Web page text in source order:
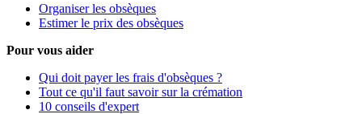
Organiser les obsèques
Estimer le prix des obsèques
Pour vous aider
Qui doit payer les frais d'obsèques ?
Tout ce qu'il faut savoir sur la crémation
10 conseils d'expert